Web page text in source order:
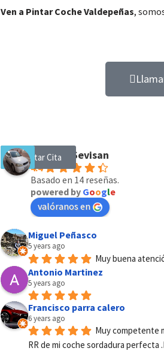
Ven a Pintar Coche Valdepeñas,
Talleres Sevisan
4.4
Basado en 14 reseñas.
powered by Google
valóranos en
Miguel Peñasco
5 years ago
Muy buena
Antonio Martinez
5 years ago
Francisco parra calero
6 years ago
Muy competente
RR de mi coche sordadura perfecta
Solicitar Cita